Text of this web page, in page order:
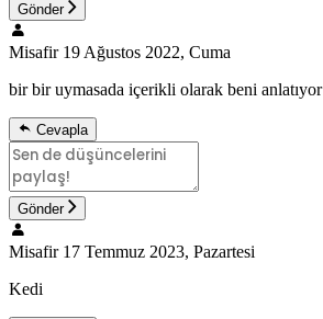
Gönder
Misafir 19 Ağustos 2022, Cuma
bir bir uymasada içerikli olarak beni anlatıyor
Cevapla
Gönder
Misafir 17 Temmuz 2023, Pazartesi
Kedi